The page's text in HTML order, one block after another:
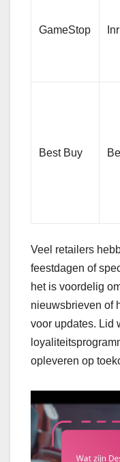
GameStop
Best Buy
Veel retailers
feestdagen of
het is voordelig
nieuwsbrieven of
voor updates. Lid
opleveren op